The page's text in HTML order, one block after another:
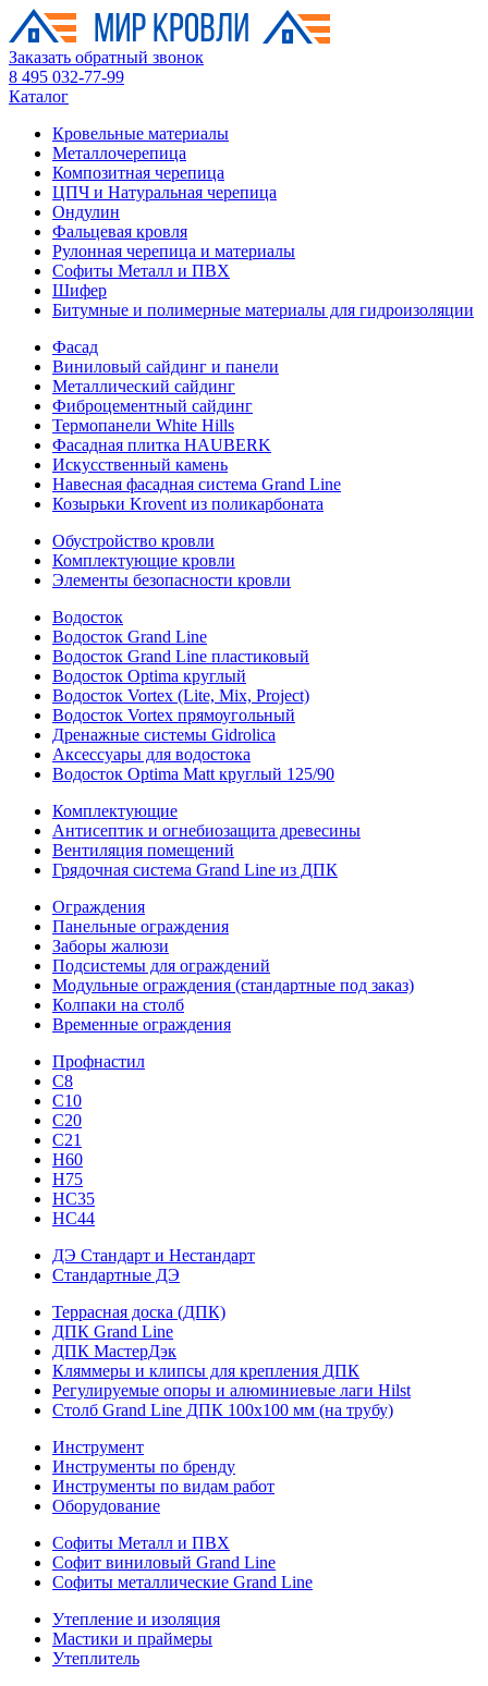
Заказать обратный звонок
8 495 032-77-99
Каталог
Кровельные материалы
Металлочерепица
Композитная черепица
ЦПЧ и Натуральная черепица
Ондулин
Фальцевая кровля
Рулонная черепица и материалы
Софиты Металл и ПВХ
Шифер
Битумные и полимерные материалы для гидроизоляции
Фасад
Виниловый сайдинг и панели
Металлический сайдинг
Фиброцементный сайдинг
Термопанели White Hills
Фасадная плитка HAUBERK
Искусственный камень
Навесная фасадная система Grand Line
Козырьки Krovent из поликарбоната
Обустройство кровли
Комплектующие кровли
Элементы безопасности кровли
Водосток
Водосток Grand Line
Водосток Grand Line пластиковый
Водосток Optima круглый
Водосток Vortex (Lite, Mix, Project)
Водосток Vortex прямоугольный
Дренажные системы Gidrolica
Аксессуары для водостока
Водосток Optima Matt круглый 125/90
Комплектующие
Антисептик и огнебиозащита древесины
Вентиляция помещений
Грядочная система Grand Line из ДПК
Ограждения
Панельные ограждения
Заборы жалюзи
Подсистемы для ограждений
Модульные ограждения (стандартные под заказ)
Колпаки на столб
Временные ограждения
Профнастил
С8
С10
С20
С21
H60
H75
HС35
НС44
ДЭ Стандарт и Нестандарт
Стандартные ДЭ
Террасная доска (ДПК)
ДПК Grand Line
ДПК МастерДэк
Кляммеры и клипсы для крепления ДПК
Регулируемые опоры и алюминиевые лаги Hilst
Столб Grand Line ДПК 100х100 мм (на трубу)
Инструмент
Инструменты по бренду
Инструменты по видам работ
Оборудование
Софиты Металл и ПВХ
Софит виниловый Grand Line
Софиты металлические Grand Line
Утепление и изоляция
Мастики и праймеры
Утеплитель